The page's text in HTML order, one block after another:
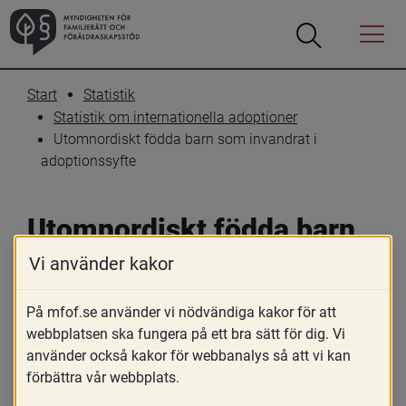
Öppna
Öppna
Menyn
Start
Statistik
Statistik om internationella adoptioner
Utomnordiskt födda barn som invandrat i
adoptionssyfte
Utomnordiskt födda barn
som invandrat i
adoptionssyfte
Statistiken i diagrammet på denna sida
kommer från SCB och gäller
Vi använder kakor
På mfof.se använder vi nödvändiga kakor för att
webbplatsen ska fungera på ett bra sätt för dig. Vi
använder också kakor för webbanalys så att vi kan
förbättra vår webbplats.